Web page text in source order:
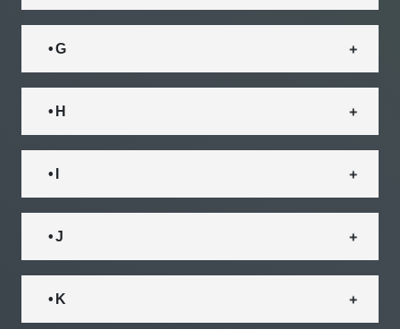
• G
• H
• I
• J
• K